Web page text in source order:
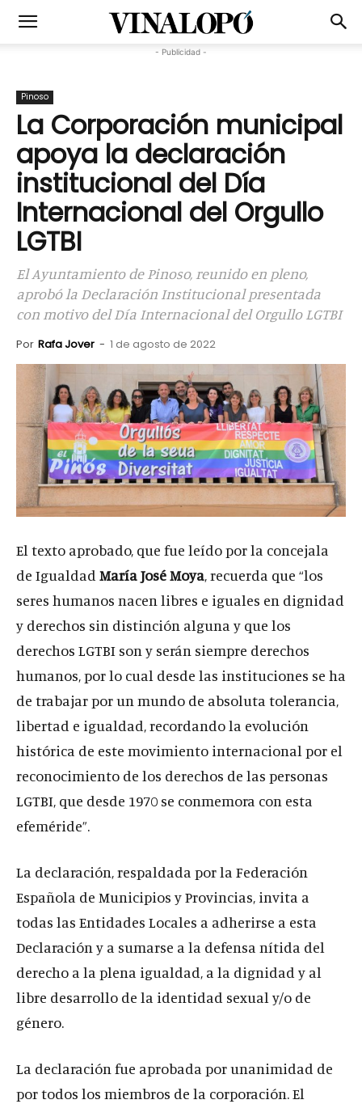
- Publicidad -
Pinoso
La Corporación municipal
apoya la declaración
institucional del Día
Internacional del Orgullo
LGTBI
El Ayuntamiento de Pinoso, reunido en pleno,
aprobó la Declaración Institucional presentada
con motivo del Día Internacional del Orgullo LGTBI
Por Rafa Jover - 1 de agosto de 2022
El texto aprobado, que fue leído por la concejala
de Igualdad María José Moya, recuerda que “los
seres humanos nacen libres e iguales en dignidad
y derechos sin distinción alguna y que los
derechos LGTBI son y serán siempre derechos
humanos, por lo cual desde las instituciones se ha
de trabajar por un mundo de absoluta tolerancia,
libertad e igualdad, recordando la evolución
histórica de este movimiento internacional por el
reconocimiento de los derechos de las personas
LGTBI, que desde 1970 se conmemora con esta
efeméride”.
La declaración, respaldada por la Federación
Española de Municipios y Provincias, invita a
todas las Entidades Locales a adherirse a esta
Declaración y a sumarse a la defensa nítida del
derecho a la plena igualdad, a la dignidad y al
libre desarrollo de la identidad sexual y/o de
género.
La declaración fue aprobada por unanimidad de
por todos los miembros de la corporación. El